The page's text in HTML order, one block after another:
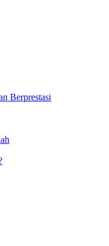
Berprestasi